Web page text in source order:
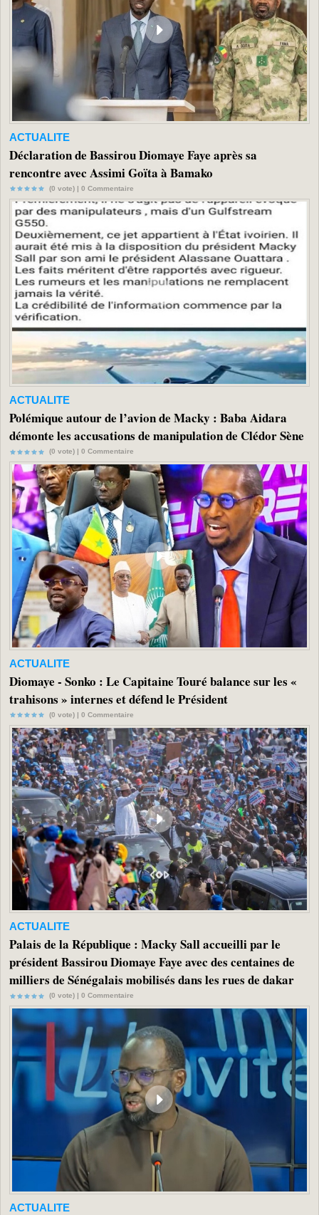
ACTUALITE
Déclaration de Bassirou Diomaye Faye après sa
rencontre avec Assimi Goïta à Bamako
(0 vote) | 0 Commentaire
ACTUALITE
Polémique autour de l’avion de Macky : Baba Aidara
démonte les accusations de manipulation de Clédor Sène
(0 vote) | 0 Commentaire
ACTUALITE
Diomaye - Sonko : Le Capitaine Touré balance sur les «
trahisons » internes et défend le Président
(0 vote) | 0 Commentaire
ACTUALITE
Palais de la République : Macky Sall accueilli par le
président Bassirou Diomaye Faye avec des centaines de
milliers de Sénégalais mobilisés dans les rues de dakar
(0 vote) | 0 Commentaire
ACTUALITE